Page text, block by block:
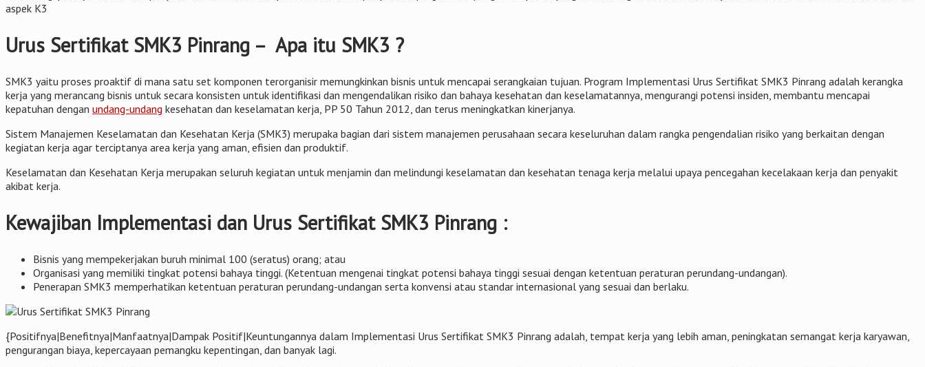
aspek K3
Urus Sertifikat SMK3 Pinrang – Apa itu SMK3 ?
SMK3 yaitu proses proaktif di mana satu set komponen terorganisir memungkinkan bisnis untuk mencapai serangkaian tujuan. Program Implementasi Urus Sertifikat SMK3 Pinrang adalah kerangka
kerja yang merancang bisnis untuk secara konsisten untuk identifikasi dan mengendalikan risiko dan bahaya kesehatan dan keselamatannya, mengurangi potensi insiden, membantu mencapai
kepatuhan dengan undang-undang kesehatan dan keselamatan kerja, PP 50 Tahun 2012, dan terus meningkatkan kinerjanya.
Sistem Manajemen Keselamatan dan Kesehatan Kerja (SMK3) merupaka bagian dari sistem manajemen perusahaan secara keseluruhan dalam rangka pengendalian risiko yang berkaitan dengan
kegiatan kerja agar terciptanya area kerja yang aman, efisien dan produktif.
Keselamatan dan Kesehatan Kerja merupakan seluruh kegiatan untuk menjamin dan melindungi keselamatan dan kesehatan tenaga kerja melalui upaya pencegahan kecelakaan kerja dan penyakit
akibat kerja.
Kewajiban Implementasi dan Urus Sertifikat SMK3 Pinrang :
Bisnis yang mempekerjakan buruh minimal 100 (seratus) orang; atau
Organisasi yang memiliki tingkat potensi bahaya tinggi. (Ketentuan mengenai tingkat potensi bahaya tinggi sesuai dengan ketentuan peraturan perundang-undangan).
Penerapan SMK3 memperhatikan ketentuan peraturan perundang-undangan serta konvensi atau standar internasional yang sesuai dan berlaku.
{Positifnya|Benefitnya|Manfaatnya|Dampak Positif|Keuntungannya dalam Implementasi Urus Sertifikat SMK3 Pinrang adalah, tempat kerja yang lebih aman, peningkatan semangat kerja karyawan,
pengurangan biaya, kepercayaan pemangku kepentingan, dan banyak lagi.